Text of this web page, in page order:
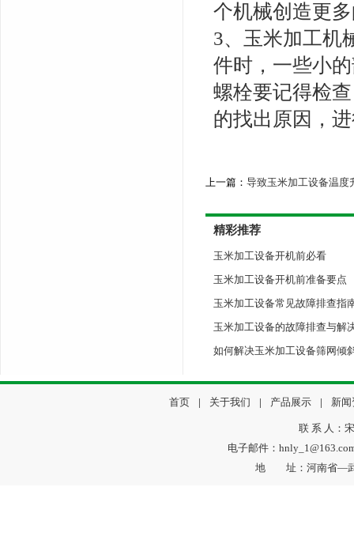
个机械创造更
3、玉米加工机
件时，一些小
螺栓要记得检
的找出原因，
上一篇： 导致玉米加工设备温度
精彩推荐
玉米加工设备开机前必看
玉米加工设备开机前准备要点
玉米加工设备常见故障排查指
玉米加工设备的故障排查与解
如何解决玉米加工设备筛网倾
首页 | 关于我们 | 产品展示 | 新
联 系 人：
电子邮件：
地 址：河南省—武